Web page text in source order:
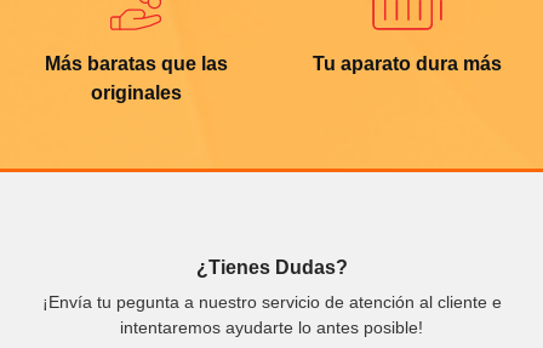
Más baratas que las
originales
Tu aparato dura más
¿Tienes Dudas?
¡Envía tu pegunta a nuestro servicio de atención al cliente e
intentaremos ayudarte lo antes posible!